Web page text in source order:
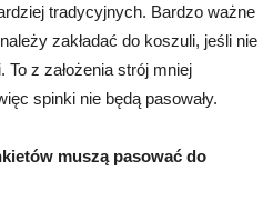
tradycyjnych. Bardzo ważne
zakładać do koszuli, jeśli nie
z założenia strój mniej
spinki nie będą pasowały.
muszą pasować do